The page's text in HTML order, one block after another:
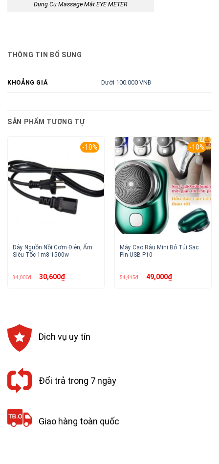
Dụng Cụ Massage Mắt EYE METER
THÔNG TIN BỔ SUNG
KHOẢNG GIÁ Dưới 100.000 VNĐ
SẢN PHẨM TƯƠNG TỰ
-10%
Dây Nguồn Nồi Cơm Điện, Ấm
Siêu Tốc 1m8 1500w
34,000₫ Giá
gốc
30,600₫Giá
-10%
Máy Cạo Râu Mini Bỏ Túi Sạc
Pin USB P10
54,445₫ Giá
gốc49,000₫Giá
Dịch vụ uy tín
Đổi trả trong 7 ngày
Giao hàng toàn quốc